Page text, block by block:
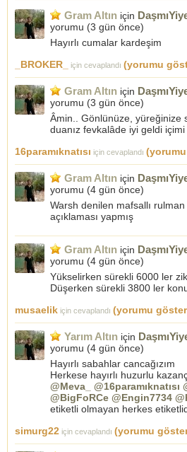
Gram Altın için
yorumu (3 gün önce)
Hayırlı cumalar kardeşim
_BROKER_
için cevaplandı (yorumu
Gram Altın için
yorumu (3 gün önce)
Âmin.. Gönlünüze, yüreğinize
duanız fevkalâde iyi geldi
16paramıknatısı için cevaplandı
Gram Altın için
yorumu (4 gün önce)
Warsh denilen mafsallı rulman
açıklaması yapmış
Gram Altın için
yorumu (4 gün önce)
Yükselirken sürekli 6000 ler
Düşerken sürekli 3800 ler
musaelik için cevaplandı (yorumu
Yarım Altın için
yorumu (4 gün önce)
Hayırlı sabahlar cancağızım
Herkese hayırlı huzurlu
@Meva_
@16paramıknatısı
@BigFoRCe @Engin7734
etiketli olmayan herkes
simurg22 için cevaplandı (yorumu